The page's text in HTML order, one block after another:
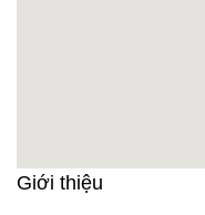
Giới thiệu